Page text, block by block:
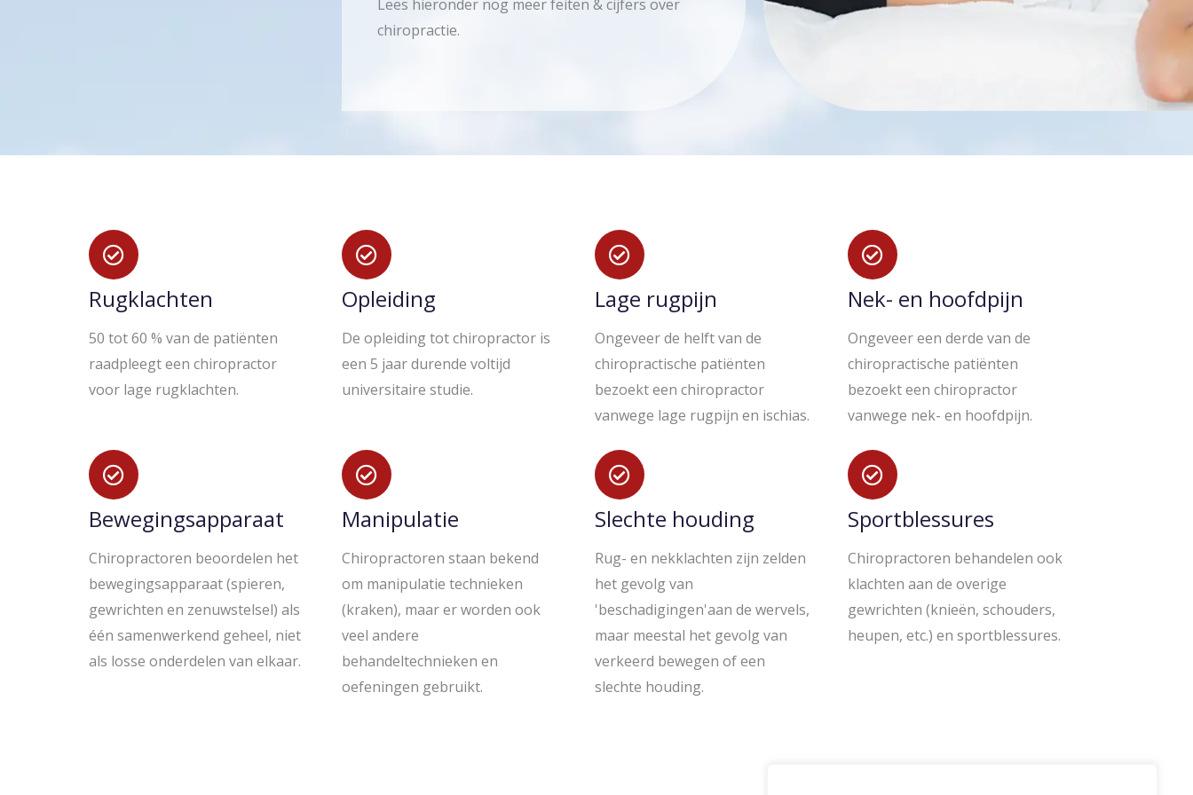
Lees hieronder nog meer feiten & cijfers over
chiropractie.
Rugklachten
50 tot 60 % van de patiënten
raadpleegt een chiropractor
voor lage rugklachten.
Opleiding
De opleiding tot chiropractor is
een 5 jaar durende voltijd
universitaire studie.
Lage rugpijn
Ongeveer de helft van de
chiropractische patiënten
bezoekt een chiropractor
vanwege lage rugpijn en ischias.
Nek- en hoofdpijn
Ongeveer een derde van de
chiropractische patiënten
bezoekt een chiropractor
vanwege nek- en hoofdpijn.
Bewegingsapparaat
Chiropractoren beoordelen het
bewegingsapparaat (spieren,
gewrichten en zenuwstelsel) als
één samenwerkend geheel, niet
als losse onderdelen van elkaar.
Manipulatie
Chiropractoren staan bekend
om manipulatie technieken
(kraken), maar er worden ook
veel andere
behandeltechnieken en
oefeningen gebruikt.
Slechte houding
Rug- en nekklachten zijn zelden
het gevolg van
'beschadigingen'aan de wervels,
maar meestal het gevolg van
verkeerd bewegen of een
slechte houding.
Sportblessures
Chiropractoren behandelen ook
klachten aan de overige
gewrichten (knieën, schouders,
heupen, etc.) en sportblessures.